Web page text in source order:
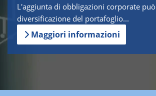
L'aggiunta di obbligazioni corporate
diversificazione del portafoglio...
Maggiori informazioni